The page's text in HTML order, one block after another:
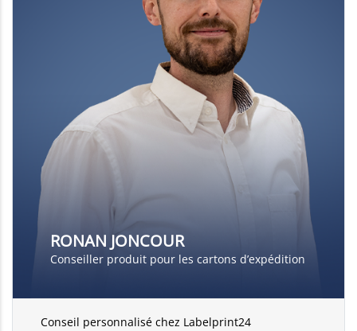
RONAN JONCOUR
Conseiller produit pour les cartons d’expédition
Conseil personnalisé chez Labelprint24